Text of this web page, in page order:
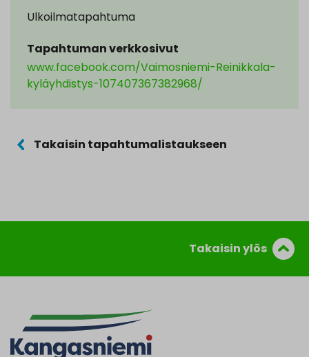
Ulkoilmatapahtuma
Tapahtuman verkkosivut
www.facebook.com/Vaimosniemi-Reinikkala-
kyläyhdistys-107407367382968/
Takaisin tapahtumalistaukseen
Takaisin ylös